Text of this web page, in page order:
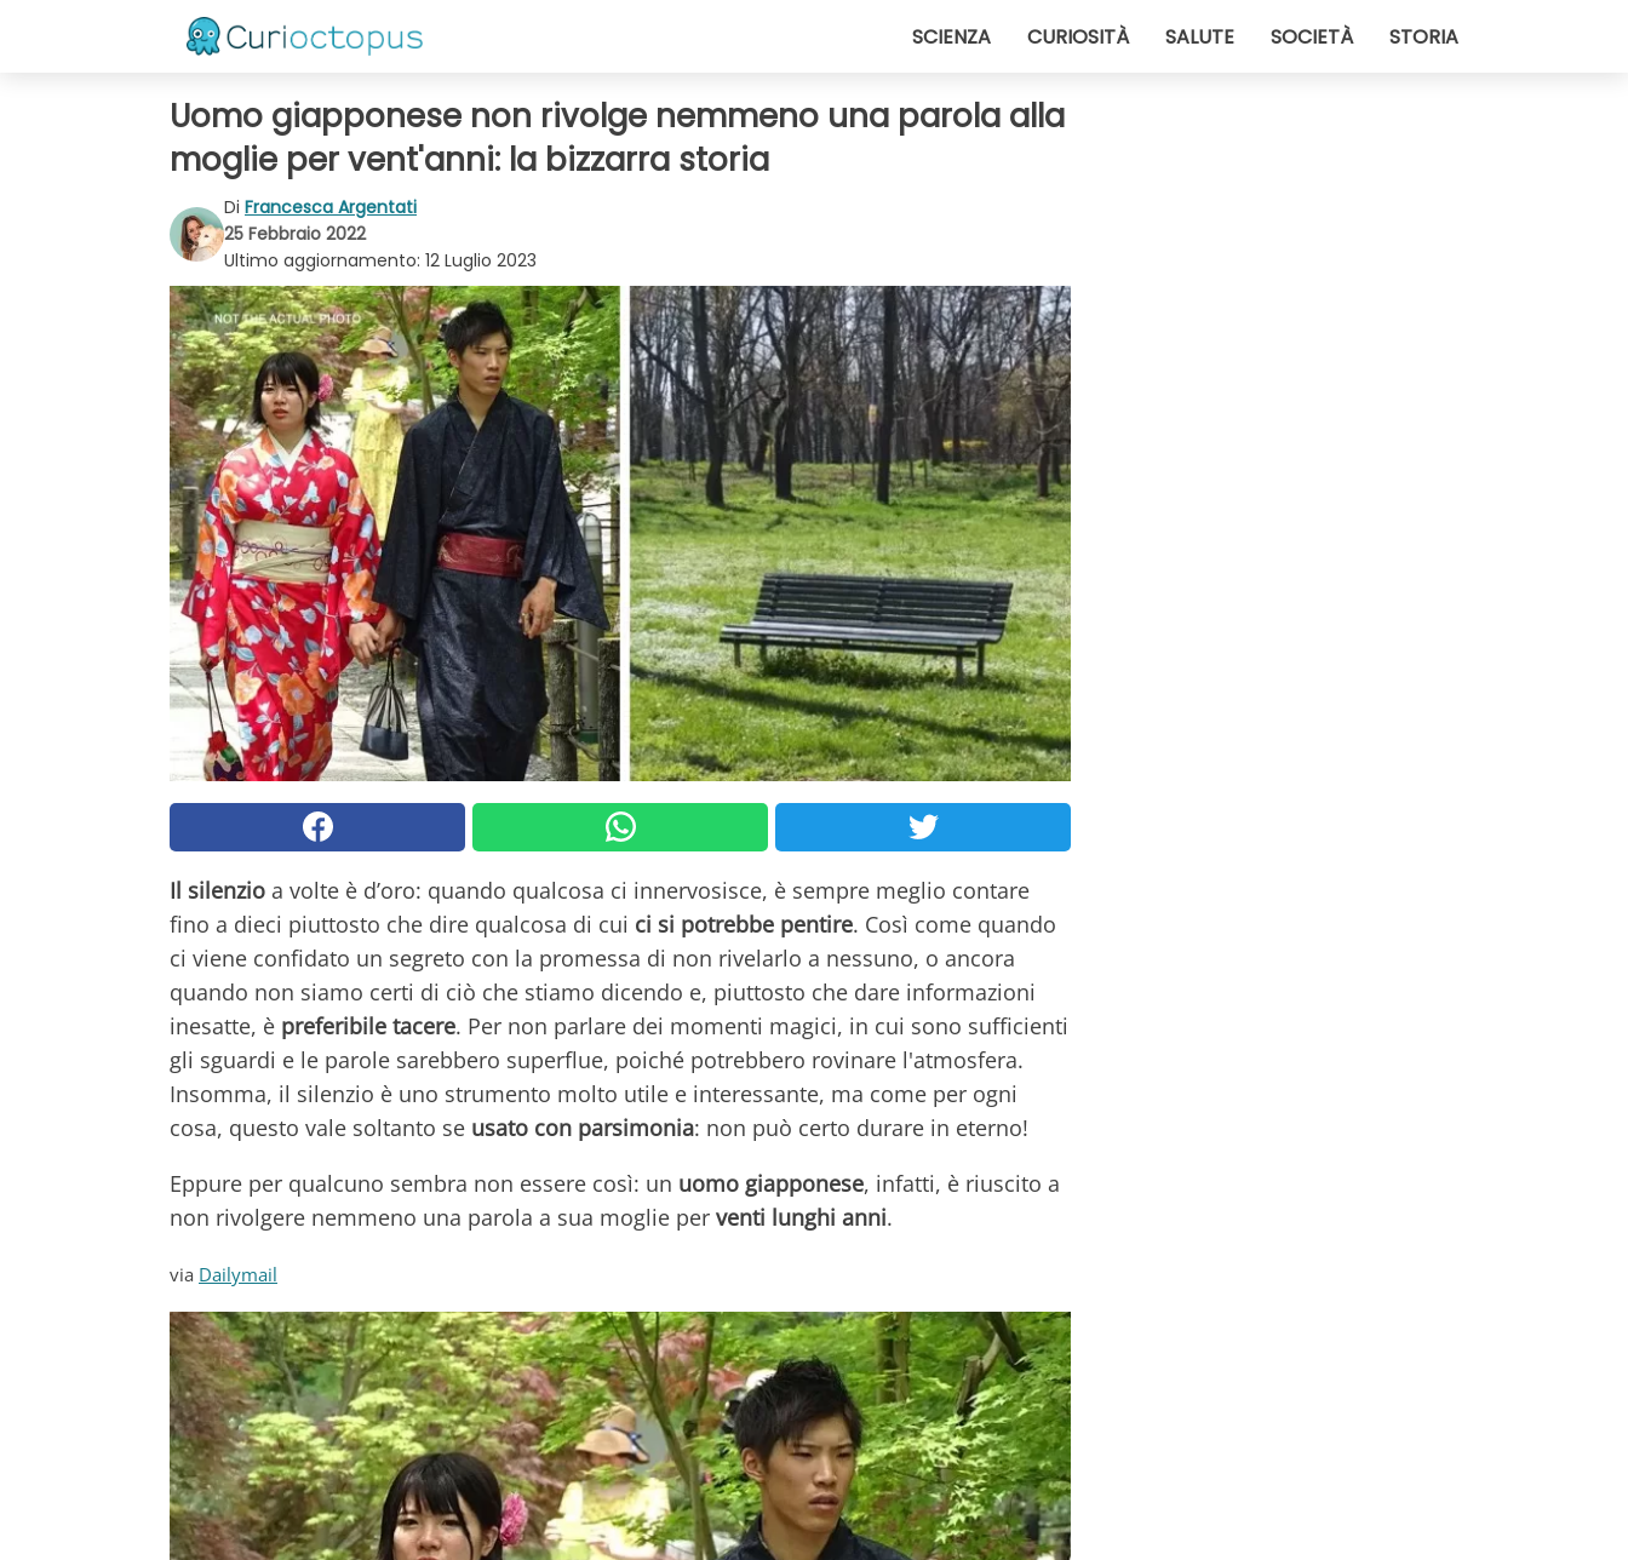
SCIENZA CURIOSITÀ SALUTE SOCIETÀ STORIA
Uomo giapponese non rivolge nemmeno una parola alla
moglie per vent'anni: la bizzarra storia
Di Francesca Argentati
25 Febbraio 2022
Ultimo aggiornamento: 12 Luglio 2023
Il silenzio a volte è d’oro: quando qualcosa ci innervosisce, è sempre meglio contare
fino a dieci piuttosto che dire qualcosa di cui ci si potrebbe pentire. Così come quando
ci viene confidato un segreto con la promessa di non rivelarlo a nessuno, o ancora
quando non siamo certi di ciò che stiamo dicendo e, piuttosto che dare informazioni
inesatte, è preferibile tacere. Per non parlare dei momenti magici, in cui sono sufficienti
gli sguardi e le parole sarebbero superflue, poiché potrebbero rovinare l'atmosfera.
Insomma, il silenzio è uno strumento molto utile e interessante, ma come per ogni
cosa, questo vale soltanto se usato con parsimonia: non può certo durare in eterno!
Eppure per qualcuno sembra non essere così: un uomo giapponese, infatti, è riuscito a
non rivolgere nemmeno una parola a sua moglie per venti lunghi anni.
via Dailymail